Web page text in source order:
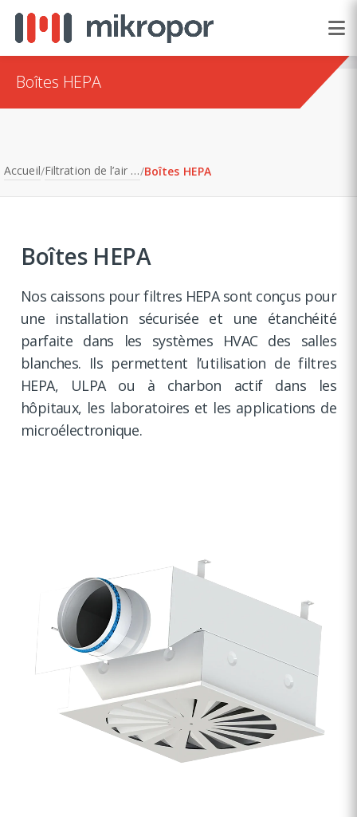
Boîtes HEPA
Accueil/ Filtration de l’air atmosphérique/Boîtes HEPA
Boîtes HEPA
Nos caissons pour filtres HEPA sont conçus pour
une installation sécurisée et une étanchéité
parfaite dans les systèmes HVAC des salles
blanches. Ils permettent l’utilisation de filtres
HEPA, ULPA ou à charbon actif dans les
hôpitaux, les laboratoires et les applications de
microélectronique.